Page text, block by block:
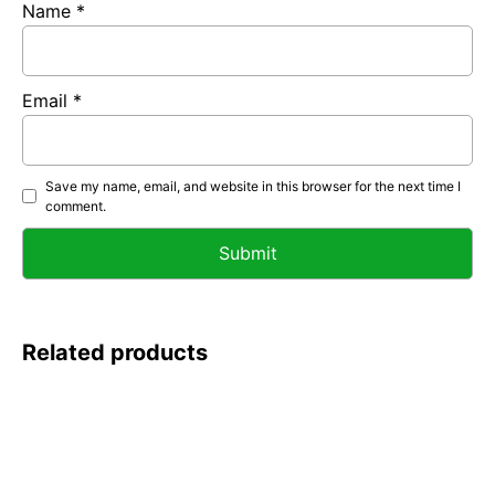
Name *
Email *
Save my name, email, and website in this browser for the next time I
comment.
Related products